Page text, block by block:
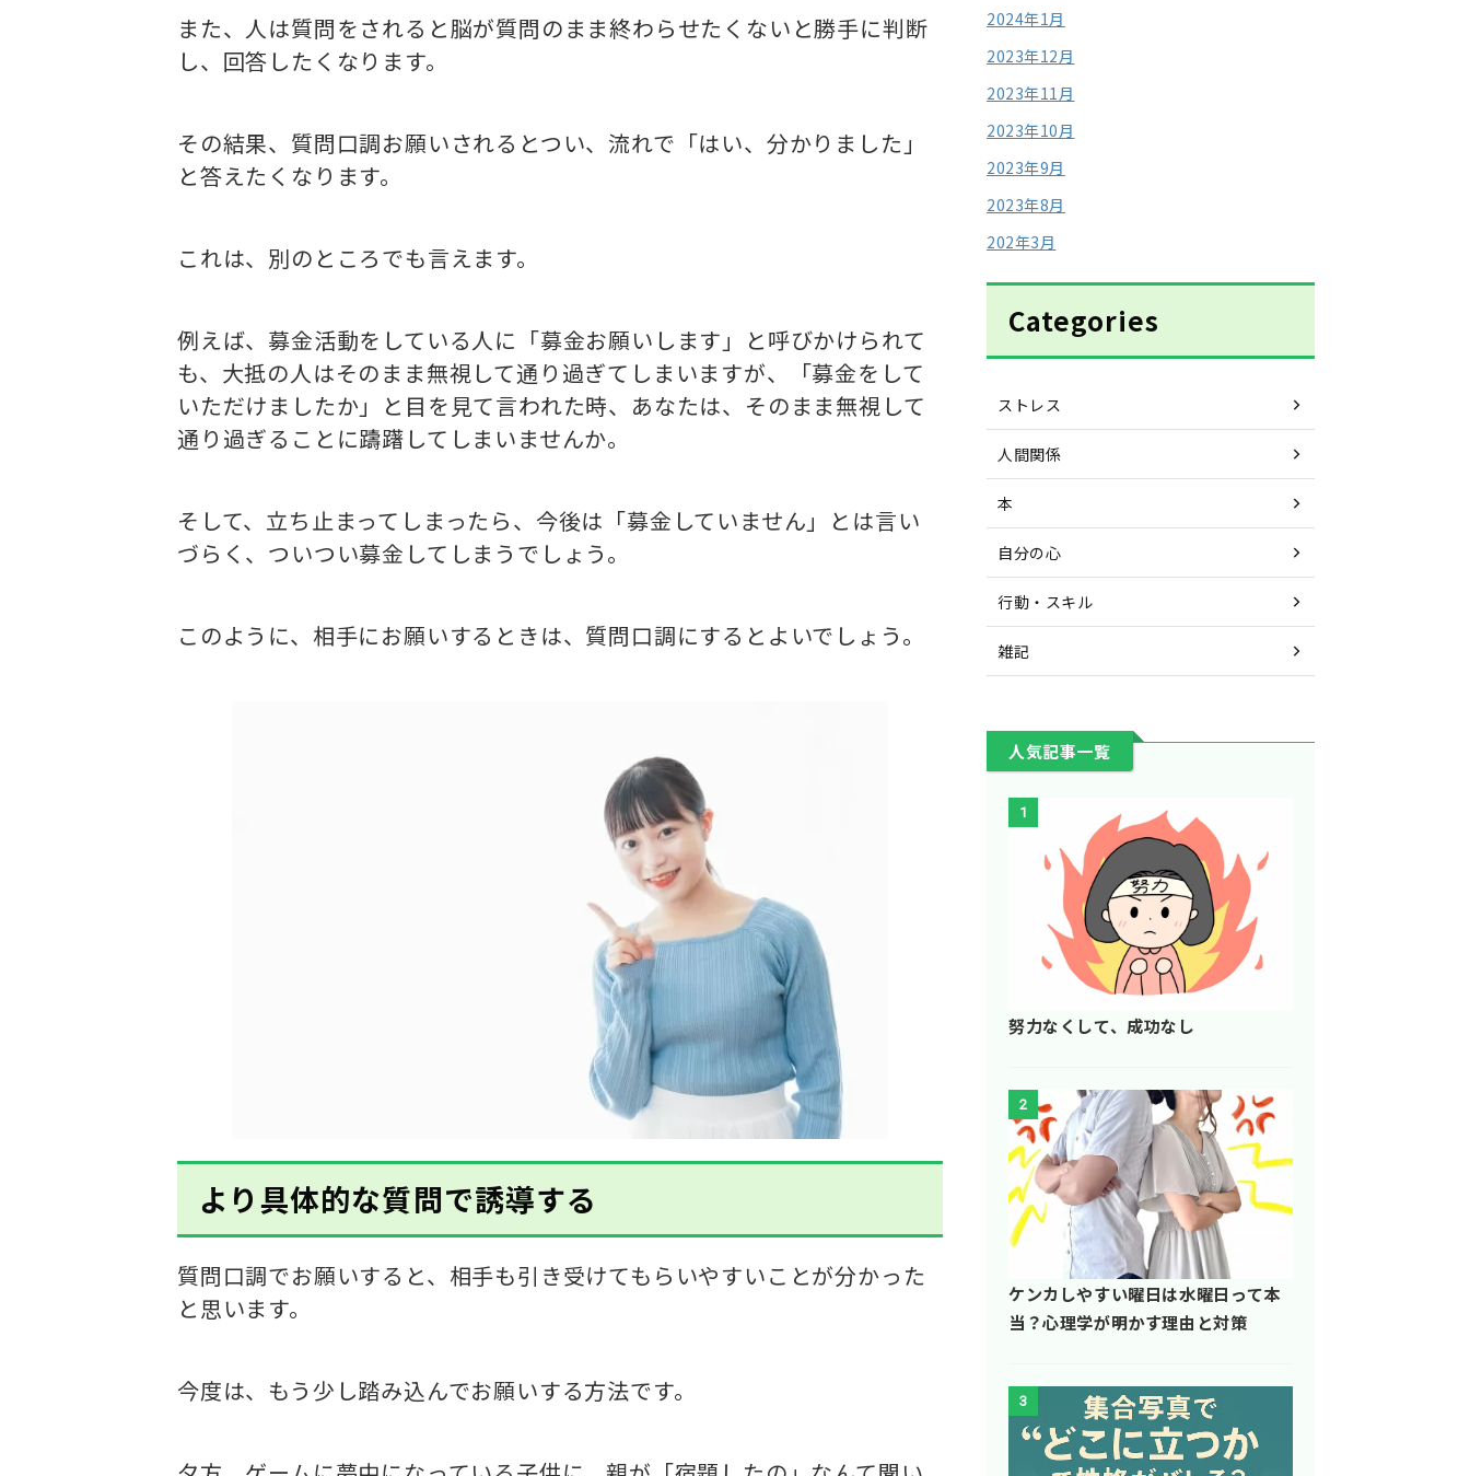
また、人は質問をされると脳が質問のまま終わらせたくないと勝手に判断
し、回答したくなります。
その結果、質問口調お願いされるとつい、流れで「はい、分かりました」
と答えたくなります。
これは、別のところでも言えます。
例えば、募金活動をしている人に「募金お願いします」と呼びかけられて
も、大抵の人はそのまま無視して通り過ぎてしまいますが、「募金をして
いただけましたか」と目を見て言われた時、あなたは、そのまま無視して
通り過ぎることに躊躇してしまいませんか。
そして、立ち止まってしまったら、今後は「募金していません」とは言い
づらく、ついつい募金してしまうでしょう。
このように、相手にお願いするときは、質問口調にするとよいでしょう。
より具体的な質問で誘導する
質問口調でお願いすると、相手も引き受けてもらいやすいことが分かった
と思います。
今度は、もう少し踏み込んでお願いする方法です。
2024年1月
2023年12月
2023年11月
2023年10月
2023年9月
2023年8月
202年3月
Categories
ストレス
人間関係
本
自分の心
行動・スキル
雑記
人気記事一覧
1
努力なくして、成功なし
2
ケンカしやすい曜日は水曜日って本
当？心理学が明かす理由と対策
3